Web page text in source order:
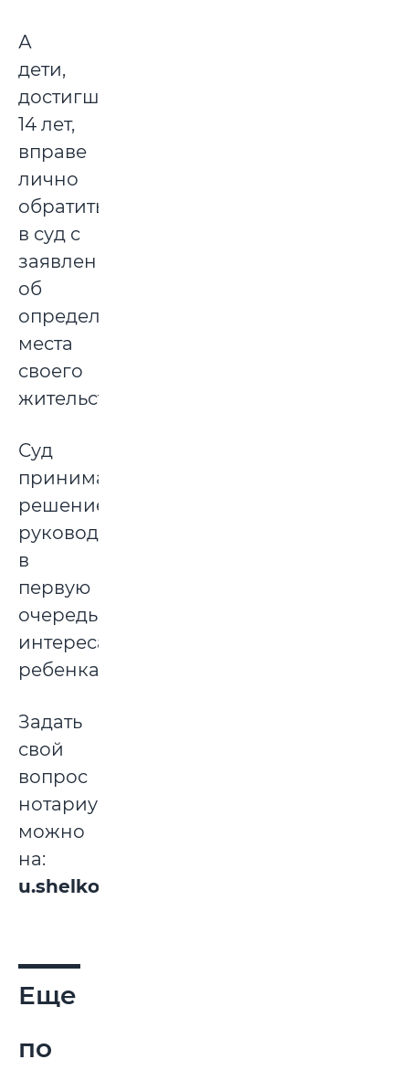
А
дети,
достигшие
14 лет,
вправе
лично
обратиться
в суд с
заявлением
об
определении
места
своего
жительства.
Суд
принимает
решение,
руководствуясь
в
первую
очередь
интересами
ребенка.
Задать
свой
вопрос
нотариусу
можно
на:
u.shelkovina@mgl.belnotary.by
Еще
по